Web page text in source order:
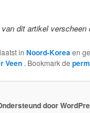
dit artikel
inNoord-Koreaen
Veen . Bookmark de
door